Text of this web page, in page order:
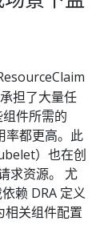
担了大量任
件所需的
率都更高。此
）也在创
求资源。 尤
赖 DRA 定义
相关组件配置